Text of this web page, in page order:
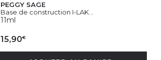
PEGGY SAGE
Base de construction I-LAK...
11ml
15,90€